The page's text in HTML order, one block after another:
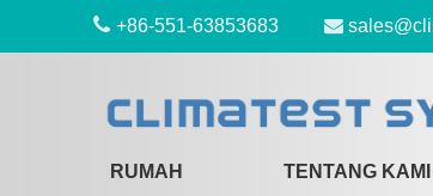
+86-551-63853683
RUMAH TENTANG KAMI